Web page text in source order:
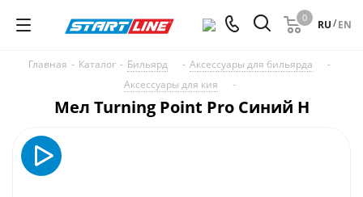
0
RU/EN
Главная - Каталог - Бильярд - Аксессуары для бильярда
-
Аксессуары для кия
-
Мел Turning Point Pro Синий H